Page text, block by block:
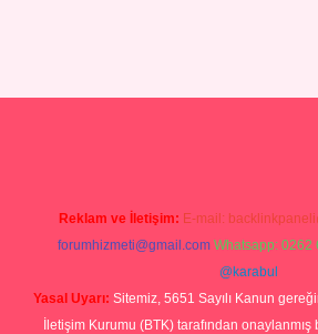
Reklam ve İletişim: E-mail:
forumhizmeti@gmail.com Whatsapp: 0262
@karabul
Yasal Uyarı: Sitemiz, 5651 Sayılı Kanun
İletişim Kurumu (BTK) tarafından onaylanmış